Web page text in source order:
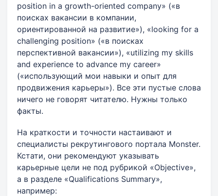
position in a growth-oriented company» («в
поисках вакансии в компании,
ориентированной на развитие»), «looking for a
challenging position» («в поисках
перспективной вакансии»), «utilizing my skills
and experience to advance my career»
(«использующий мои навыки и опыт для
продвижения карьеры»). Все эти пустые слова
ничего не говорят читателю. Нужны только
факты.
На краткости и точности настаивают и
специалисты рекрутингового портала Monster.
Кстати, они рекомендуют указывать
карьерные цели не под рубрикой «Objective»,
а в разделе «Qualifications Summary»,
например: